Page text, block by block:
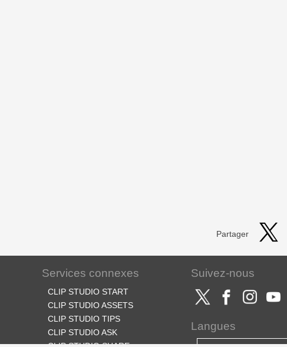
Partager
Services connexes
CLIP STUDIO START
CLIP STUDIO ASSETS
CLIP STUDIO TIPS
CLIP STUDIO ASK
Suivez-nous
Langues